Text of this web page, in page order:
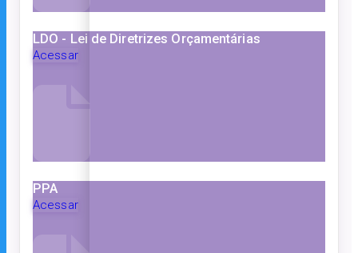
LDO - Lei de Diretrizes Orçamentárias
Acessar
PPA
Acessar